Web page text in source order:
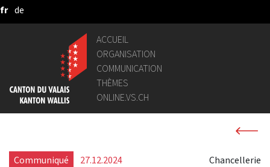
Saut au contenu principal
fr de
ACCUEIL
ORGANISATION
COMMUNICATION
THÈMES
ONLINE.VS.CH
Communiqué 27.12.2024 Chancellerie